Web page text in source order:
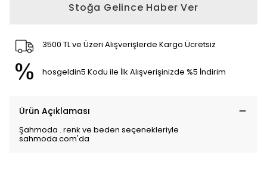
Stoğa Gelince Haber Ver
3500 TL ve Üzeri Alışverişlerde Kargo Ücretsiz
hosgeldin5 Kodu ile İlk Alışverişinizde %5 İndirim
Ürün Açıklaması
Şahmoda . renk ve beden seçenekleriyle
sahmoda.com'da